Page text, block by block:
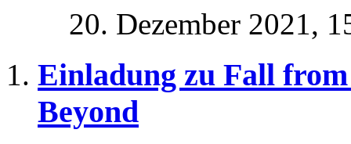
20. Dezember 2021,
Einladung zu Fall
Beyond